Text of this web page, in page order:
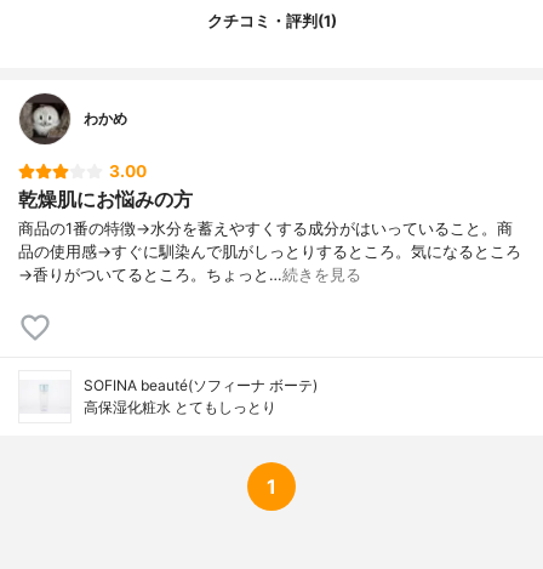
ウガ根エキス、ユーカリ葉エキス、アミジ
ル、EDTA-2Na、香料
クチコミ・評判(1)
わかめ
3.00
乾燥肌にお悩みの方
商品の1番の特徴→水分を蓄えやすくする成分がはいっていること。商
品の使用感→すぐに馴染んで肌がしっとりするところ。気になるところ
→香りがついてるところ。ちょっと…続きを見る
SOFINA beauté(ソフィーナ ボーテ)
高保湿化粧水 とてもしっとり
1